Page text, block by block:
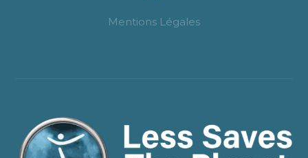
Mentions Légales